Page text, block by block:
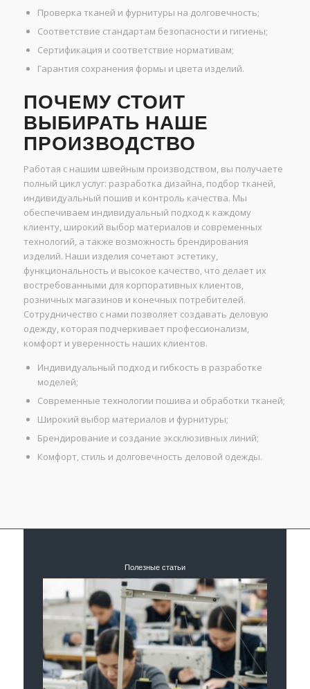
Проверка тканей и фурнитуры на долговечность;
Соответствие стандартам безопасности и гигиены;
Сертификация и соответствие нормативам;
Гарантия сохранения формы и цвета изделий.
ПОЧЕМУ СТОИТ
ВЫБИРАТЬ НАШЕ
ПРОИЗВОДСТВО
Работая с нашим швейным производством, вы получаете
полный цикл услуг: разработка дизайна, подбор тканей,
индивидуальный пошив и контроль качества. Мы
обеспечиваем индивидуальный подход к каждому
клиенту, широкий выбор материалов и современных
технологий, а также возможность брендирования
изделий. Наши изделия сочетают эстетику,
функциональность и высокое качество, что делает их
востребованными для корпоративных клиентов,
розничных магазинов и конечных потребителей.
Сотрудничество с нами позволяет создавать деловую
одежду, которая подчеркивает профессионализм,
комфорт и уверенность наших клиентов.
Индивидуальный подход и гибкость в разработке
моделей;
Современные технологии пошива и обработки тканей;
Широкий выбор материалов и фурнитуры;
Брендирование и создание эксклюзивных линий;
Комфорт, стиль и долговечность деловой одежды.
Полезные статьи